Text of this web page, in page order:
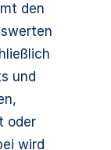
den
und
oder
wird